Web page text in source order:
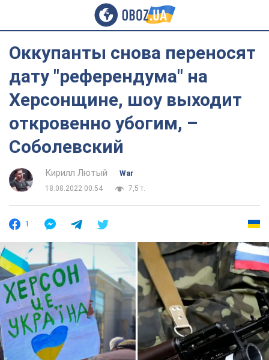
Оккупанты снова переносят
дату "референдума" на
Херсонщине, шоу выходит
откровенно убогим, –
Соболевский
Кирилл Лютый
War
18.08.2022 00:54
7,5 т.
1